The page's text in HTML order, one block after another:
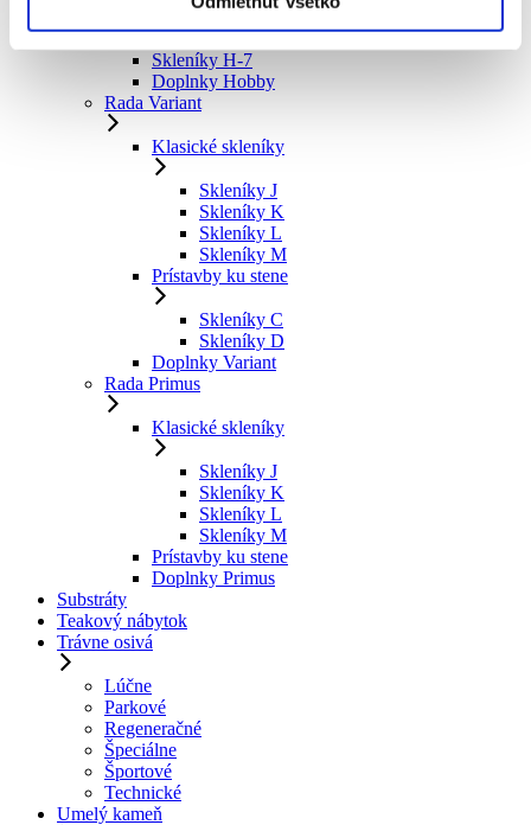
Skleníky H-6
Skleníky H-7
Doplnky Hobby
Rada Variant
Klasické skleníky
Skleníky J
Skleníky K
Skleníky L
Skleníky M
Prístavby ku stene
Skleníky C
Skleníky D
Doplnky Variant
Rada Primus
Klasické skleníky
Skleníky J
Skleníky K
Skleníky L
Skleníky M
Prístavby ku stene
Doplnky Primus
Substráty
Teakový nábytok
Trávne osivá
Lúčne
Parkové
Regeneračné
Špeciálne
Športové
Technické
Umelý kameň